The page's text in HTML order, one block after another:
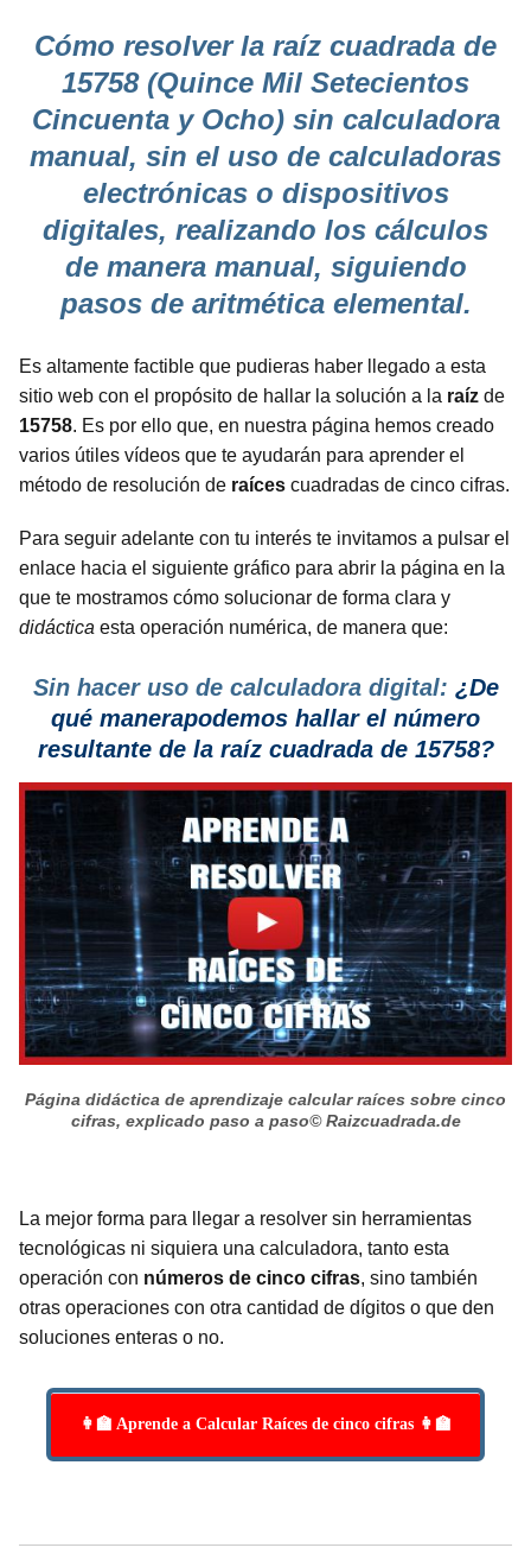
Cómo resolver la raíz cuadrada de
15758 (Quince Mil Setecientos
Cincuenta y Ocho) sin calculadora
manual, sin el uso de calculadoras
electrónicas o dispositivos
digitales, realizando los cálculos
de manera manual, siguiendo
pasos de aritmética elemental.
Es altamente factible que pudieras haber llegado a esta
sitio web con el propósito de hallar la solución a la raíz de
15758. Es por ello que, en nuestra página hemos creado
varios útiles vídeos que te ayudarán para aprender el
método de resolución de raíces cuadradas de cinco cifras.
Para seguir adelante con tu interés te invitamos a pulsar el
enlace hacia el siguiente gráfico para abrir la página en la
que te mostramos cómo solucionar de forma clara y
didáctica esta operación numérica, de manera que:
Sin hacer uso de calculadora digital: ¿De
qué manerapodemos hallar el número
resultante de la raíz cuadrada de 15758?
Página didáctica de aprendizaje calcular raíces sobre cinco
cifras, explicado paso a paso© Raizcuadrada.de
La mejor forma para llegar a resolver sin herramientas
tecnológicas ni siquiera una calculadora, tanto esta
operación con números de cinco cifras, sino también
otras operaciones con otra cantidad de dígitos o que den
soluciones enteras o no.
👩‍🏫 Aprende a Calcular Raíces de cinco cifras 👩‍🏫